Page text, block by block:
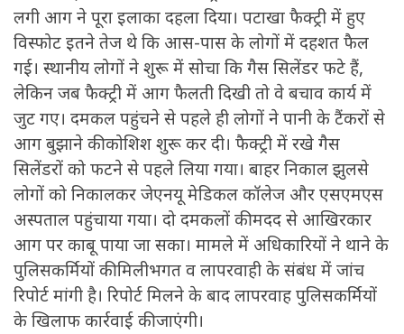
लगी आग ने पूरा इलाका दहला दिया। पटाखा फैक्ट्री में हुए
विस्फोट इतने तेज थे कि आस-पास के लोगों में दहशत फैल
गई। स्थानीय लोगों ने शुरू में सोचा कि गैस सिलेंडर फटे हैं,
लेकिन जब फैक्ट्री में आग फैलती दिखी तो वे बचाव कार्य में
जुट गए। दमकल पहुंचने से पहले ही लोगों ने पानी के टैंकरों से
आग बुझाने की कोशिश शुरू कर दी। फैक्ट्री में रखे गैस
सिलेंडरों को फटने से पहले लिया गया। बाहर निकाल झुलसे
लोगों को निकालकर जेएनयू मेडिकल कॉलेज और एसएमएस
अस्पताल पहुंचाया गया। दो दमकलों की मदद से आखिरकार
आग पर काबू पाया जा सका। मामले में अधिकारियों ने थाने के
पुलिसकर्मियों की मिलीभगत व लापरवाही के संबंध में जांच
रिपोर्ट मांगी है। रिपोर्ट मिलने के बाद लापरवाह पुलिसकर्मियों
के खिलाफ कार्रवाई की जाएंगी।